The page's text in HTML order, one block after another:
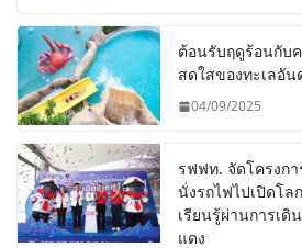
ต้อนรับฤดูร้อนกับ
สดใสของทะเลอั
04/09/2025
รฟฟท. จัดโครงกา
นั่งรถไฟไปเปิดโล
เรียนรู้ผ่านการเดิ
แดง